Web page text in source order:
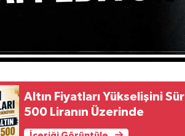
Altın Fiyatları Yükselişini
500 Liranın Üzerinde